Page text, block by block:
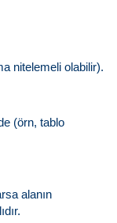
nitelemeli olabilir).
(örn, tablo
alanın